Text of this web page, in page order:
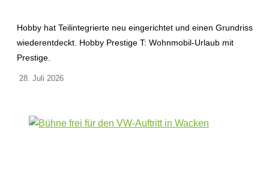
Hobby hat Teilintegrierte neu eingerichtet und einen Grundriss
wiederentdeckt. Hobby Prestige T: Wohnmobil-Urlaub mit
Prestige.
28. Juli 2026